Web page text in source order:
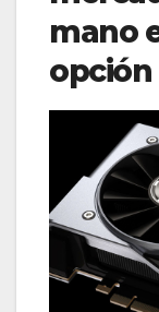
mano
opción